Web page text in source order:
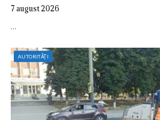
7 august 2026
…
AUTORITĂȚI